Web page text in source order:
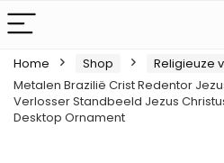
Home Shop Religieuze
Metalen Brazilië Crist Redentor
Verlosser Standbeeld Jezus
Desktop Ornament